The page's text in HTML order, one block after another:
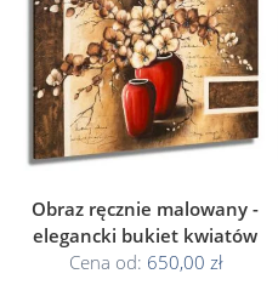
Obraz ręcznie malowany -
elegancki bukiet kwiatów
Cena od: 650,00 zł